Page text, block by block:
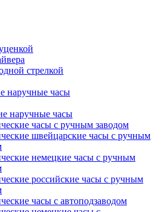
стрелкой
наручные часы
наручные часы
часы с ручным заводом
швейцарские часы с ручным
немецкие часы с ручным
российские часы с ручным
часы с автоподзаводом